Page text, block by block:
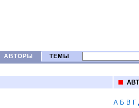
АВТОРЫ ТЕМЫ
А Б В Г